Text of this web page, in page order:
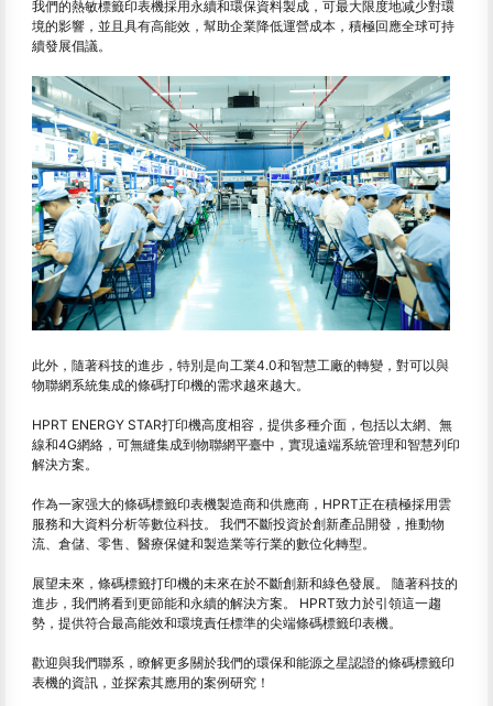
我們的熱敏標籤印表機採用永續和環保資料製成，可最大限度地减少對環
境的影響，並且具有高能效，幫助企業降低運營成本，積極回應全球可持
續發展倡議。
此外，隨著科技的進步，特別是向工業4.0和智慧工廠的轉變，對可以與
物聯網系統集成的條碼打印機的需求越來越大。
HPRT ENERGY STAR打印機高度相容，提供多種介面，包括以太網、無
線和4G網絡，可無縫集成到物聯網平臺中，實現遠端系統管理和智慧列印
解決方案。
作為一家强大的條碼標籤印表機製造商和供應商，HPRT正在積極採用雲
服務和大資料分析等數位科技。 我們不斷投資於創新產品開發，推動物
流、倉儲、零售、醫療保健和製造業等行業的數位化轉型。
展望未來，條碼標籤打印機的未來在於不斷創新和綠色發展。 隨著科技的
進步，我們將看到更節能和永續的解決方案。 HPRT致力於引領這一趨
勢，提供符合最高能效和環境責任標準的尖端條碼標籤印表機。
歡迎與我們聯系，瞭解更多關於我們的環保和能源之星認證的條碼標籤印
表機的資訊，並探索其應用的案例研究！